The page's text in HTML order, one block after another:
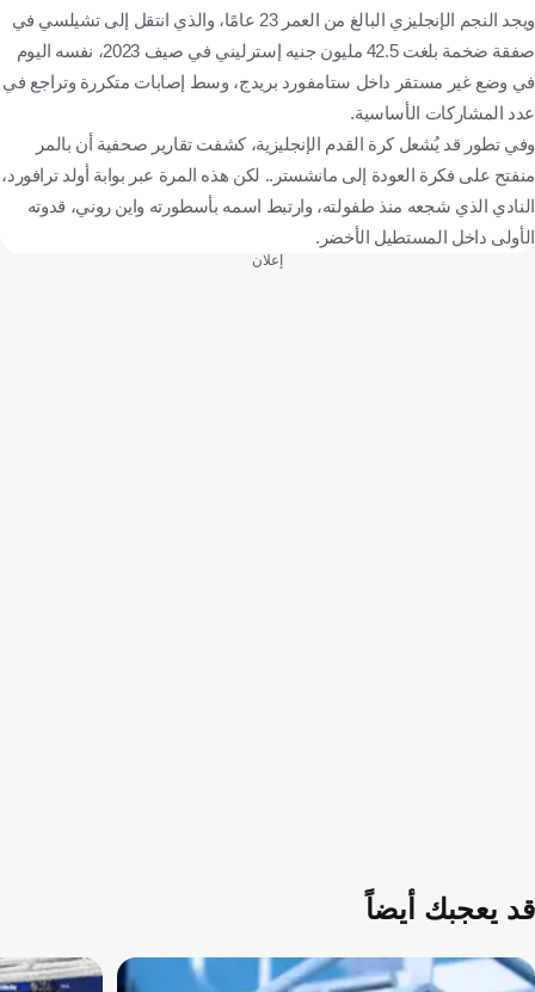
ويجد النجم الإنجليزي البالغ من العمر 23 عامًا، والذي انتقل إلى تشيلسي في
صفقة ضخمة بلغت 42.5 مليون جنيه إسترليني في صيف 2023، نفسه اليوم
في وضع غير مستقر داخل ستامفورد بريدج، وسط إصابات متكررة وتراجع في
عدد المشاركات الأساسية.
وفي تطور قد يُشعل كرة القدم الإنجليزية، كشفت تقارير صحفية أن بالمر
منفتح على فكرة العودة إلى مانشستر.. لكن هذه المرة عبر بوابة أولد ترافورد،
النادي الذي شجعه منذ طفولته، وارتبط اسمه بأسطورته واين روني، قدوته
الأولى داخل المستطيل الأخضر.
إعلان
قد يعجبك أيضاً